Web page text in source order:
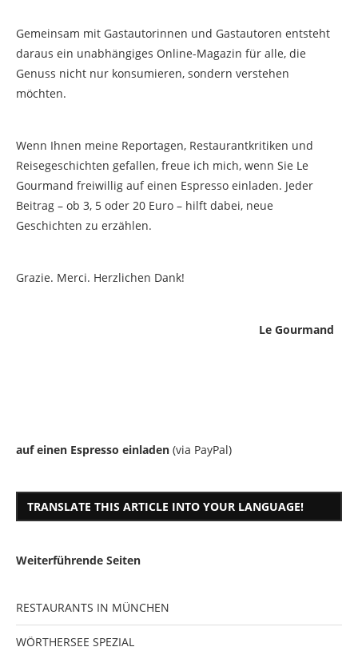
Gemeinsam mit Gastautorinnen und Gastautoren entsteht
daraus ein unabhängiges Online-Magazin für alle, die
Genuss nicht nur konsumieren, sondern verstehen
möchten.
Wenn Ihnen meine Reportagen, Restaurantkritiken und
Reisegeschichten gefallen, freue ich mich, wenn Sie Le
Gourmand freiwillig auf einen Espresso einladen. Jeder
Beitrag – ob 3, 5 oder 20 Euro – hilft dabei, neue
Geschichten zu erzählen.
Grazie. Merci. Herzlichen Dank!
Le Gourmand
auf einen Espresso einladen (via PayPal)
TRANSLATE THIS ARTICLE INTO YOUR LANGUAGE!
Weiterführende Seiten
RESTAURANTS IN MÜNCHEN
WÖRTHERSEE SPEZIAL